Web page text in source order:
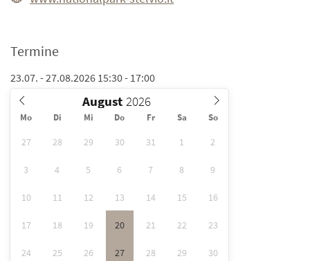
Termine
23.07. - 27.08.2026 15:30 - 17:00
August
Mo Di Mi Do Fr Sa So
27 28 29 30 31 1 2
3 4 5 6 7 8 9
10 11 12 13 14 15 16
17 18 19 20 21 22 23
24 25 26 27 28 29 30